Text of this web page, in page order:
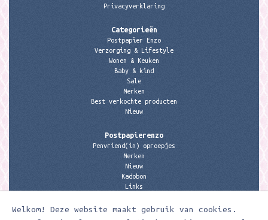
Welkom! Deze website maakt gebruik van cookies.
Privacyverklaring
Categorieën
Postpapier Enzo
Verzorging & Lifestyle
Wonen & Keuken
Baby & kind
Sale
Merken
Best verkochte producten
Nieuw
Postpapierenzo
Penvriend(in) oproepjes
Merken
Nieuw
Kadobon
Links
Contactgegevens